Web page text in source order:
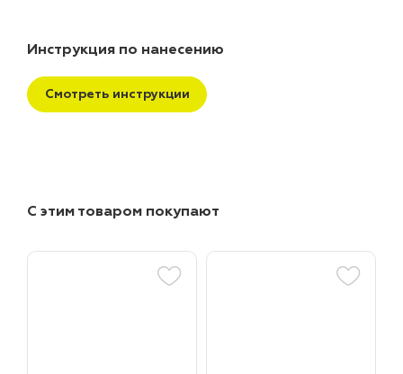
Инструкция по нанесению
Смотреть инструкции
С этим товаром покупают